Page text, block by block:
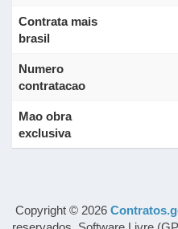
Contrata mais
brasil
Numero
contratacao
Mao obra
exclusiva
Copyright © 2026